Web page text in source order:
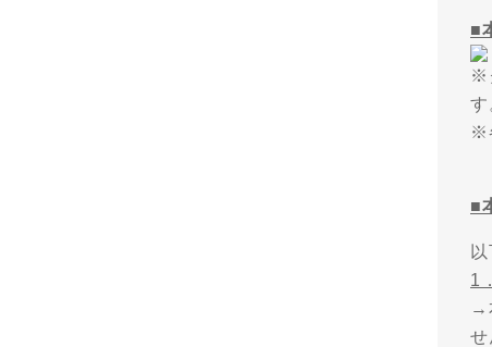
■
※
す
※
■
1
→
せ